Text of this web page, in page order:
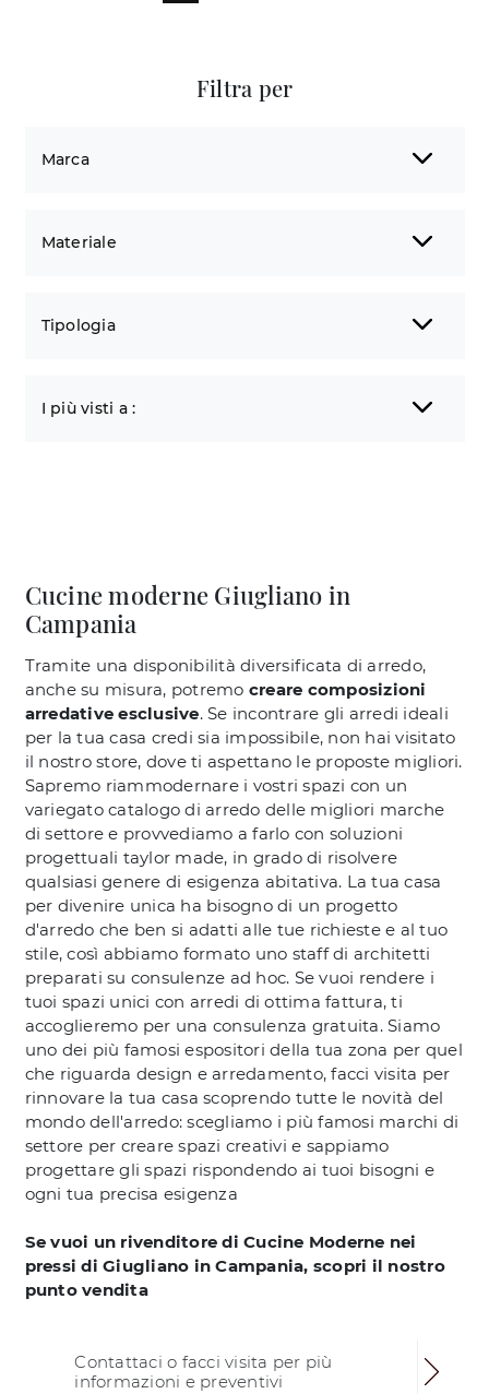
Filtra per
Marca
Materiale
Tipologia
I più visti a :
Cucine moderne Giugliano in
Campania
Tramite una disponibilità diversificata di arredo,
anche su misura, potremo creare composizioni
arredative esclusive. Se incontrare gli arredi ideali
per la tua casa credi sia impossibile, non hai visitato
il nostro store, dove ti aspettano le proposte migliori.
Sapremo riammodernare i vostri spazi con un
variegato catalogo di arredo delle migliori marche
di settore e provvediamo a farlo con soluzioni
progettuali taylor made, in grado di risolvere
qualsiasi genere di esigenza abitativa. La tua casa
per divenire unica ha bisogno di un progetto
d'arredo che ben si adatti alle tue richieste e al tuo
stile, così abbiamo formato uno staff di architetti
preparati su consulenze ad hoc. Se vuoi rendere i
tuoi spazi unici con arredi di ottima fattura, ti
accoglieremo per una consulenza gratuita. Siamo
uno dei più famosi espositori della tua zona per quel
che riguarda design e arredamento, facci visita per
rinnovare la tua casa scoprendo tutte le novità del
mondo dell'arredo: scegliamo i più famosi marchi di
settore per creare spazi creativi e sappiamo
progettare gli spazi rispondendo ai tuoi bisogni e
ogni tua precisa esigenza
Se vuoi un rivenditore di Cucine Moderne nei
pressi di Giugliano in Campania, scopri il nostro
punto vendita
Contattaci o facci visita per più
informazioni e preventivi